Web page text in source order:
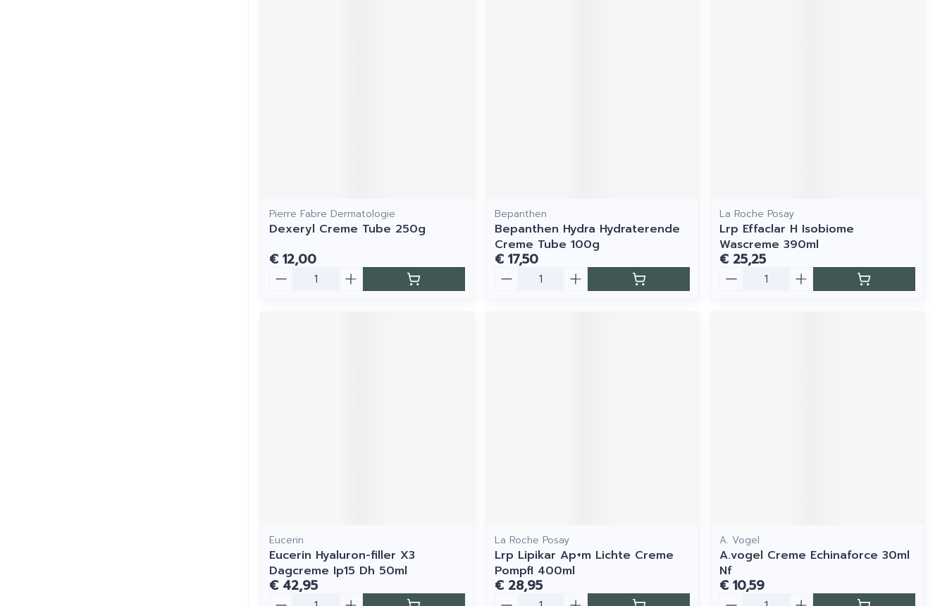
Pierre Fabre Dermatologie
Dexeryl Creme Tube 250g
€ 12,00
Bepanthen
Bepanthen Hydra Hydraterende
Creme Tube 100g
€ 17,50
La Roche Posay
Lrp Effaclar H Isobiome
Wascreme 390ml
€ 25,25
Eucerin
Eucerin Hyaluron-filler X3
Dagcreme Ip15 Dh 50ml
€ 42,95
La Roche Posay
Lrp Lipikar Ap+m Lichte Creme
Pompfl 400ml
€ 28,95
A. Vogel
A.vogel Creme Echinaforce 30ml
Nf
€ 10,59